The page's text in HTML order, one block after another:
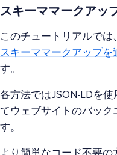
スキーママークアッ
このチュートリアルで
スキーママークアップを
す。
各方法ではJSON-LDを
てウェブサイトのバック
す。